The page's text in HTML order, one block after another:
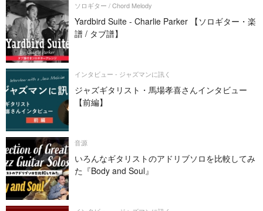
ソロギター / Chord Melody
Yardbird Suite - Charlie Parker 【ソロギター・楽
譜 / タブ譜】
インタビュー - ジャズマンに訊く
ジャズギタリスト・馬場孝喜さんインタビュー
【前編】
音源
いろんなギタリストのアドリブソロを比較してみ
た『Body and Soul』